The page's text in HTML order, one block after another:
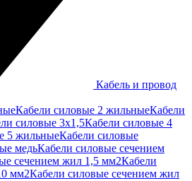
Кабель и провод
Кабели силовые 2 жильныеКабели
силовые 3х1,5Кабели силовые 4
5 жильныеКабели силовые
медьКабели силовые сечением
сечением жил 1,5 мм2Кабели
мм2Кабели силовые сечением жил